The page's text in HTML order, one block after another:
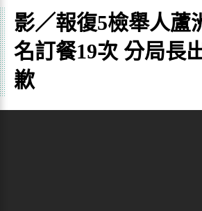
影／報復5檢舉人蘆
名訂餐19次 分局長
歉